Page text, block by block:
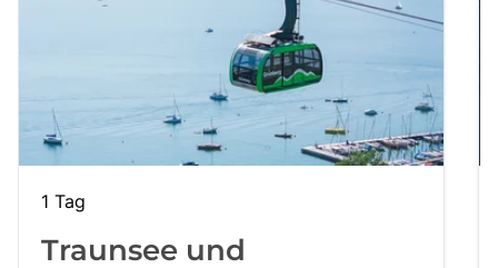
1 Tag
Traunsee und